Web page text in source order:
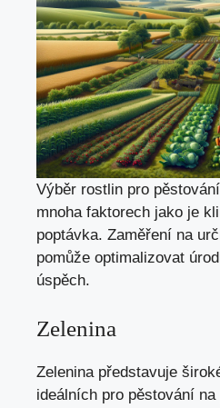
Výběr rostlin pro
mnoha faktorech jako je
poptávka. Zaměření na
pomůže optimalizovat
úspěch.
Zelenina
Zelenina představuje
ideálních pro pěstování